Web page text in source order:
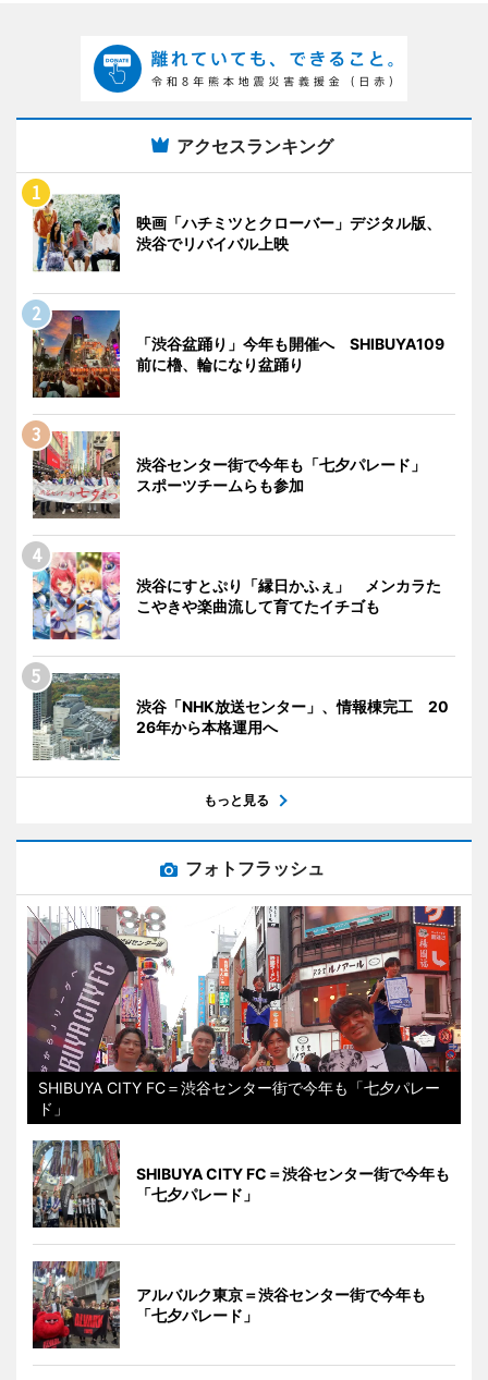
アクセスランキング
映画「ハチミツとクローバー」デジタル版、
渋谷でリバイバル上映
「渋谷盆踊り」今年も開催へ SHIBUYA109
前に櫓、輪になり盆踊り
渋谷センター街で今年も「七夕パレード」
スポーツチームらも参加
渋谷にすとぷり「縁日かふぇ」 メンカラた
こやきや楽曲流して育てたイチゴも
渋谷「NHK放送センター」、情報棟完工 20
26年から本格運用へ
もっと見る
フォトフラッシュ
SHIBUYA CITY FC＝渋谷センター街で今年も「七夕パレー
ド」
SHIBUYA CITY FC＝渋谷センター街で今年も
「七夕パレード」
アルバルク東京＝渋谷センター街で今年も
「七夕パレード」